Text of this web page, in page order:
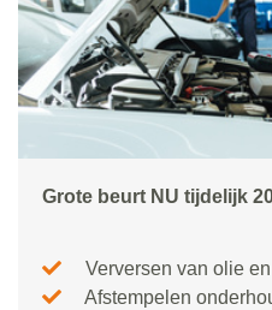
Grote beurt NU tijdelijk
Verversen van olie
Afstempelen